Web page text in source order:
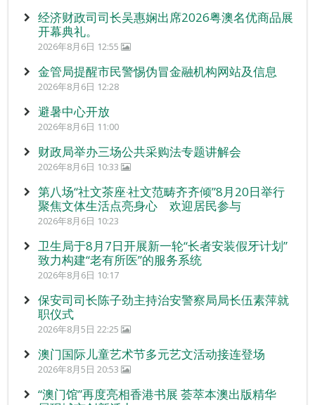
经济财政司司长吴惠娴出席2026粤澳名优商品展
开幕典礼。
2026年8月6日 12:55
金管局提醒市民警惕伪冒金融机构网站及信息
2026年8月6日 12:28
避暑中心开放
2026年8月6日 11:00
财政局举办三场公共采购法专题讲解会
2026年8月6日 10:33
第八场“社文茶座‧社文范畴齐齐倾”8月20日举行
聚焦文体生活点亮身心 欢迎居民参与
2026年8月6日 10:23
卫生局于8月7日开展新一轮“长者安装假牙计划”
致力构建“老有所医”的服务系统
2026年8月6日 10:17
保安司司长陈子劲主持治安警察局局长伍素萍就
职仪式
2026年8月5日 22:25
澳门国际儿童艺术节多元艺文活动接连登场
2026年8月5日 20:53
“澳门馆”再度亮相香港书展 荟萃本澳出版精华